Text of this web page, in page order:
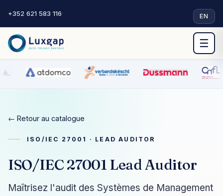
+352 621 583 116· EN
☰
← Retour au catalogue
ISO/IEC 27001 · LEAD AUDITOR
ISO/IEC 27001 Lead Auditor
Maîtrisez l'audit des Systèmes de Management